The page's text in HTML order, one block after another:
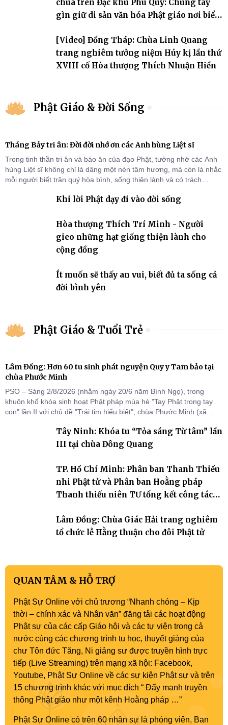
chùa trên Đặc khu Phú Quý: Chung tay
gìn giữ di sản văn hóa Phật giáo nơi biển
[Video] Đồng Tháp: Chùa Linh Quang
trang nghiêm tưởng niệm Húy kị lần thứ
XVIII cố Hòa thượng Thích Nhuận Hiền
Phật Giáo & Đời Sống
Tháng Bảy tri ân: Đời đời nhớ ơn các Anh hùng Liệt sĩ
Trong tinh thần tri ân và báo ân của đạo Phật, tưởng nhớ các Anh
hùng Liệt sĩ không chỉ là dâng một nén tâm hương, mà còn là nhắc
mỗi người biết trân quý hòa bình, sống thiện lành và có trách
Khi lời Phật dạy đi vào đời sống
Hòa thượng Thích Trí Minh - Người
gieo những hạt giống thiện lành cho
cộng đồng
Ít muốn sẽ thấy an vui, biết đủ ta sống cả
đời bình yên
Phật Giáo & Tuổi Trẻ
Lâm Đồng: Hơn 60 tu sinh phát nguyện Quy y Tam bảo tại
chùa Phước Minh
PSO – Sáng 2/8/2026 (nhằm ngày 20/6 năm Bính Ngọ), trong
khuôn khổ khóa sinh hoạt Phật pháp mùa hè "Tay Phật trong tay
con" lần II với chủ đề "Trái tim hiểu biết", chùa Phước Minh (xã
cho hơn 60 tu sinh.Tây Ninh: Khóa tu “Tỏa sáng Từ tâm” lần
III tại chùa Đông Quang
TP. Hồ Chí Minh: Phân ban Thanh Thiếu
nhi Phật tử và Phân ban Hoằng pháp
Thanh thiếu niên TƯ tổng kết công tác
Lâm Đồng: Chùa Giác Hải trang nghiêm
tổ chức lễ Hằng thuận cho đôi Phật tử
QUAN TÂM & HỖ TRỢ
Phật Sự Online với chủ trương “Nhanh chóng – Kịp
thời – chính xác và Nhân văn” đăng tải các hoạt động
Phật sự của các cấp Giáo hội và các tự viện trong cả
nước cùng các chương trình tu học, thuyết giảng của
chư Tôn đức Tăng, Ni giảng sư được truyền hình trực
tiếp (Live Streaming) trên mạng xã hội: Facebook,
Youtube, Phật Sự Online về các sự kiện Phật sự và trên
15 chương trình khác với mục đích “ Đẩy mạnh truyền
thông Phật giáo như một kênh Hoằng pháp …”
Phật Sự Online có trên 60 nhân sự là phóng viên, Ban